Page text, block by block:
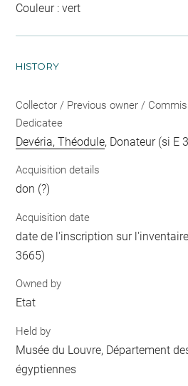
Couleur : vert
HISTORY
Collector / Previous owner /
Dedicatee
Devéria, Théodule, Donateur (si E
Acquisition details
don (?)
Acquisition date
date de l'inscription sur
3665)
Owned by
Etat
Held by
Musée du Louvre, Département
égyptiennes